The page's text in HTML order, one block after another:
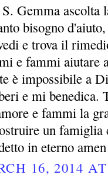
Gemma ascolta
bisogno
e trova il
e fammi aiutare
è impossibile a
e mi benedica.
e fammi la
un famiglia
in eterno
16, 2014